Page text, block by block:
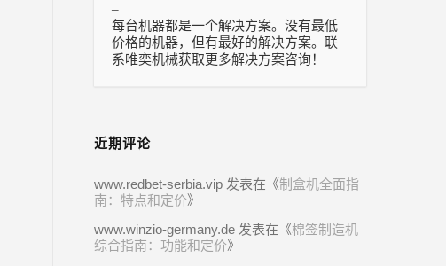
–
每台机器都是一个解决方案。没有最低
价格的机器，但有最好的解决方案。联
系唯奕机械获取更多解决方案咨询！
近期评论
www.redbet-serbia.vip 发表在《制盒机全面指
南：特点和定价》
www.winzio-germany.de 发表在《棉签制造机
综合指南：功能和定价》